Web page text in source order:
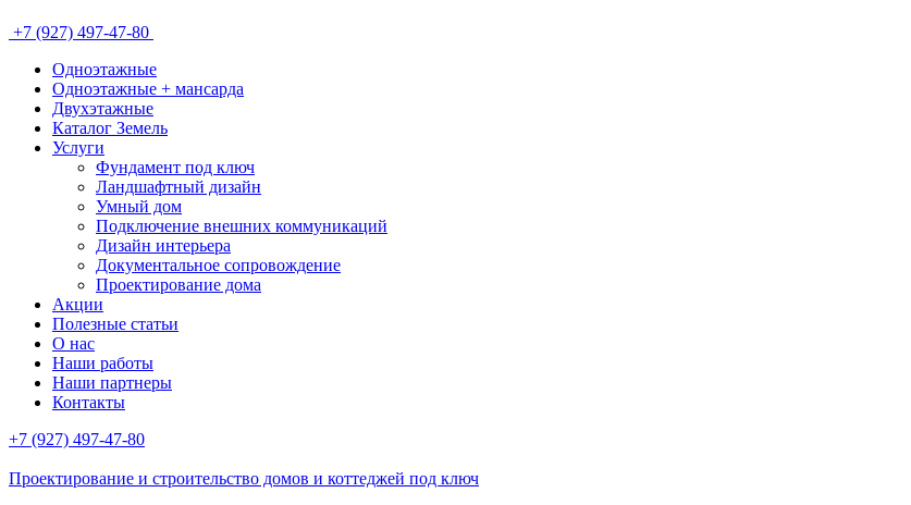
+7 (927) 497-47-80
Одноэтажные
Одноэтажные + мансарда
Двухэтажные
Каталог Земель
Услуги
Фундамент под ключ
Ландшафтный дизайн
Умный дом
Подключение внешних коммуникаций
Дизайн интерьера
Документальное сопровождение
Проектирование дома
Акции
Полезные статьи
О нас
Наши работы
Наши партнеры
Контакты
+7 (927) 497-47-80
Проектирование и строительство домов и коттеджей под ключ